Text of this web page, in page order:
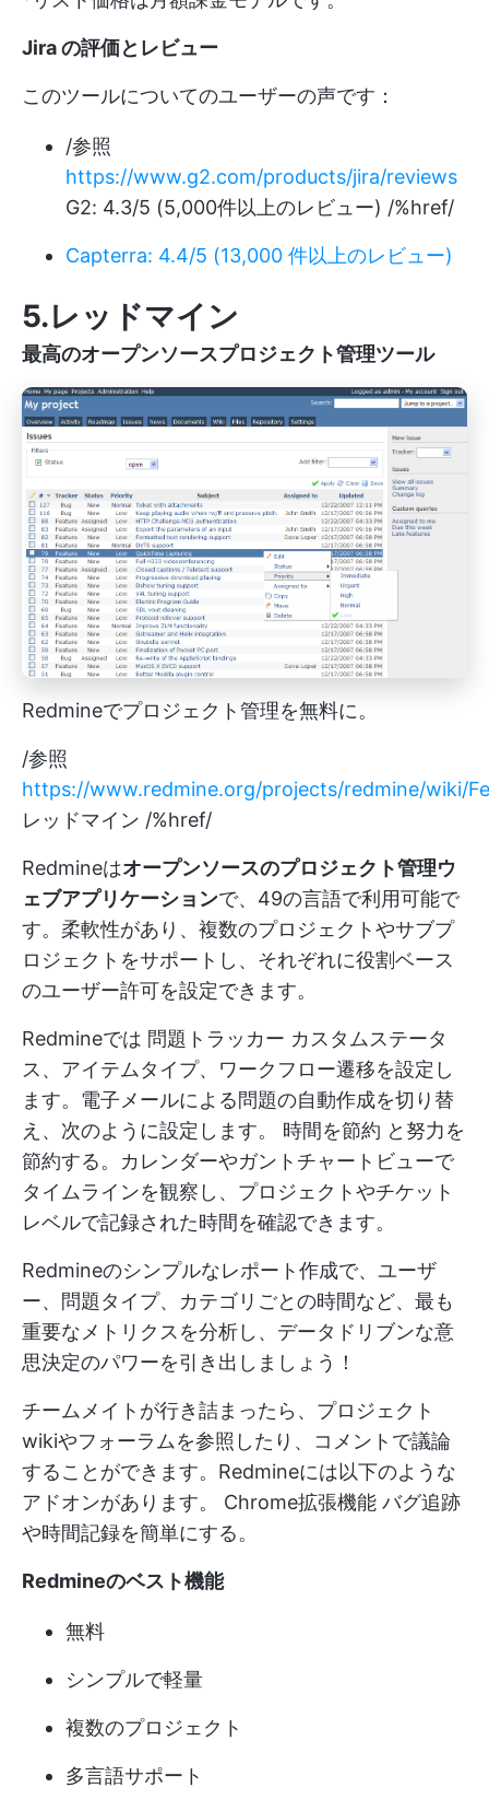
Jira の評価とレビュー
このツールについてのユーザーの声です：
/参照
https://www.g2.com/products/jira/reviews
G2: 4.3/5 (5,000件以上のレビュー) /%href/
Capterra: 4.4/5 (13,000 件以上のレビュー)
5.レッドマイン
最高のオープンソースプロジェクト管理ツール
Redmineでプロジェクト管理を無料に。
/参照
https://www.redmine.org/projects/redmine/wiki/
レッドマイン /%href/
Redmineはオープンソースのプロジェクト管理ウ
ェブアプリケーションで、49の言語で利用可能で
す。柔軟性があり、複数のプロジェクトやサブプ
ロジェクトをサポートし、それぞれに役割ベース
のユーザー許可を設定できます。
Redmineでは 問題トラッカー カスタムステータ
ス、アイテムタイプ、ワークフロー遷移を設定し
ます。電子メールによる問題の自動作成を切り替
え、次のように設定します。 時間を節約 と努力を
節約する。カレンダーやガントチャートビューで
タイムラインを観察し、プロジェクトやチケット
レベルで記録された時間を確認できます。
Redmineのシンプルなレポート作成で、ユーザ
ー、問題タイプ、カテゴリごとの時間など、最も
重要なメトリクスを分析し、データドリブンな意
思決定のパワーを引き出しましょう！
チームメイトが行き詰まったら、プロジェクト
wikiやフォーラムを参照したり、コメントで議論
することができます。Redmineには以下のような
アドオンがあります。 Chrome拡張機能 バグ追跡
や時間記録を簡単にする。
Redmineのベスト機能
無料
シンプルで軽量
複数のプロジェクト
多言語サポート